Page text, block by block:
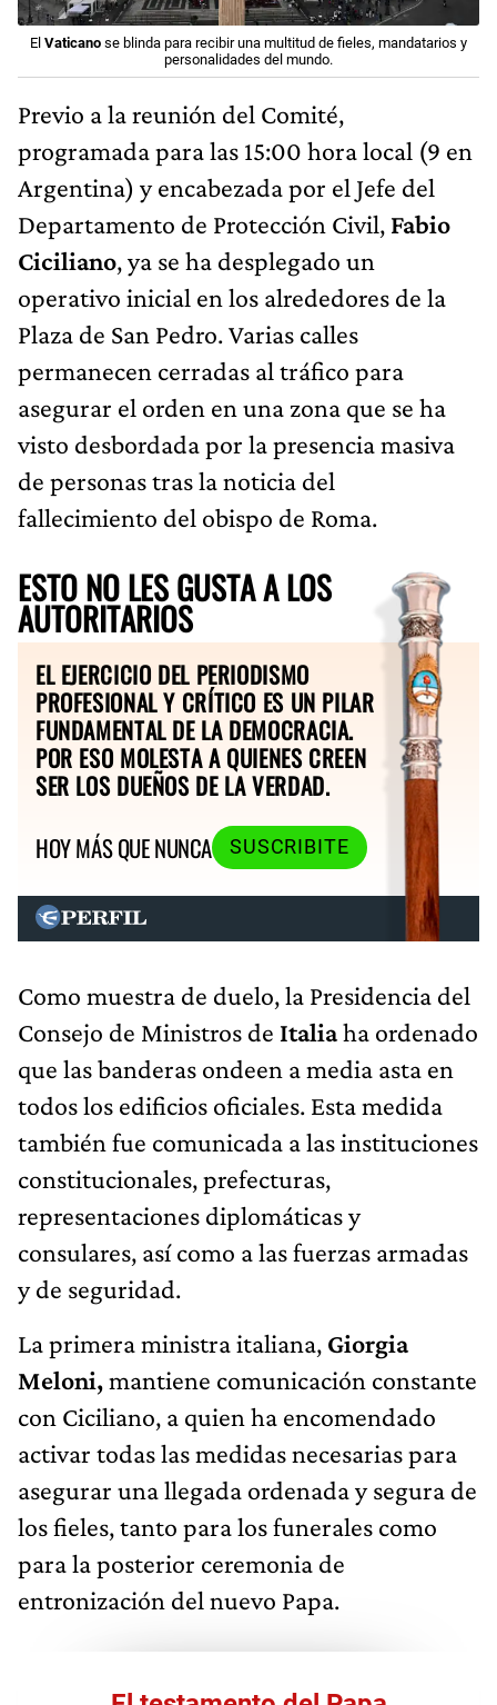
El Vaticano se blinda para recibir una multitud de fieles, mandatarios y
personalidades del mundo.
Previo a la reunión del Comité,
programada para las 15:00 hora local (9 en
Argentina) y encabezada por el Jefe del
Departamento de Protección Civil, Fabio
Ciciliano, ya se ha desplegado un
operativo inicial en los alrededores de la
Plaza de San Pedro. Varias calles
permanecen cerradas al tráfico para
asegurar el orden en una zona que se ha
visto desbordada por la presencia masiva
de personas tras la noticia del
fallecimiento del obispo de Roma.
ESTO NO LES GUSTA A LOS
AUTORITARIOS
EL EJERCICIO DEL PERIODISMO
PROFESIONAL Y CRÍTICO ES UN PILAR
FUNDAMENTAL DE LA DEMOCRACIA.
POR ESO MOLESTA A QUIENES CREEN
SER LOS DUEÑOS DE LA VERDAD.
HOY MÁS QUE NUNCA
SUSCRIBITE
Como muestra de duelo, la Presidencia del
Consejo de Ministros de Italiaha ordenado
que las banderas ondeen a media asta en
todos los edificios oficiales. Esta medida
también fue comunicada a las instituciones
constitucionales, prefecturas,
representaciones diplomáticas y
consulares, así como a las fuerzas armadas
y de seguridad.
La primera ministra italiana, Giorgia
Meloni,mantiene comunicación constante
con Ciciliano, a quien ha encomendado
activar todas las medidas necesarias para
asegurar una llegada ordenada y segura de
los fieles, tanto para los funerales como
para la posterior ceremonia de
entronización del nuevo Papa.